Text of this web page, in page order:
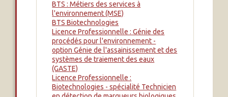
BTS : Métiers des services à
l'environnement (MSE)
BTS Biotechnologies
Licence Professionnelle : Génie des
procédés pour l'environnement -
option Génie de l'assainissement et des
systèmes de traiement des eaux
(GASTE)
Licence Professionnelle :
Biotechnologies - spécialité Technicien